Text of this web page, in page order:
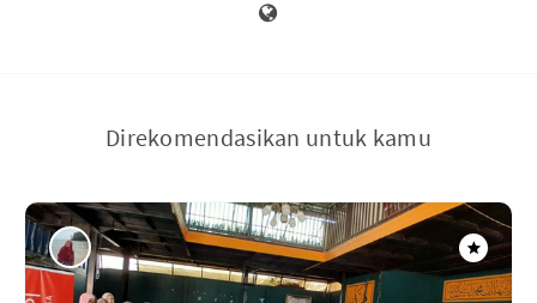
Direkomendasikan untuk kamu